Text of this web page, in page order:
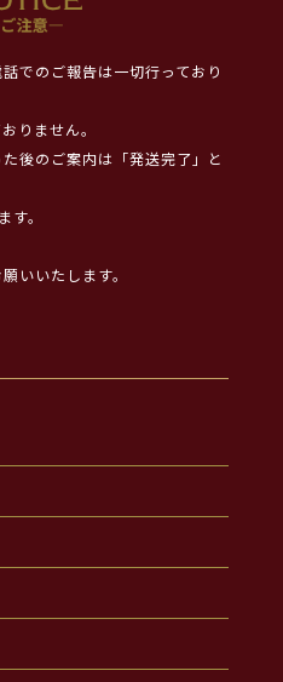
でのご報告は一切行っており
りません。
後のご案内は「発送完了」と
す。
いいたします。